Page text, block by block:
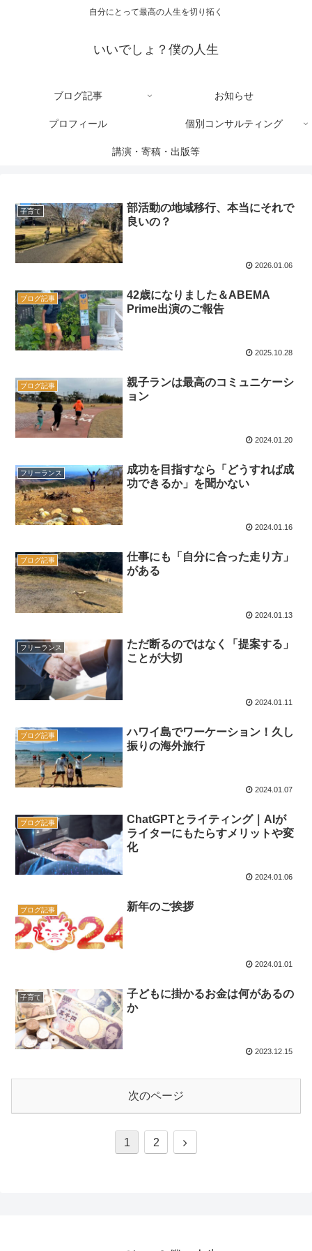
自分にとって最高の人生を切り拓く
いいでしょ？僕の人生
ブログ記事 お知らせ
プロフィール 個別コンサルティング
講演・寄稿・出版等
子育て
部活動の地域移行、本当にそれで
良いの？
2026.01.06
ブログ記事
42歳になりました＆ABEMA
Prime出演のご報告
2025.10.28
ブログ記事
親子ランは最高のコミュニケーシ
ョン
2024.01.20
フリーランス
成功を目指すなら「どうすれば成
功できるか」を聞かない
2024.01.16
ブログ記事
仕事にも「自分に合った走り方」
がある
2024.01.13
フリーランス
ただ断るのではなく「提案する」
ことが大切
2024.01.11
ブログ記事
ハワイ島でワーケーション！久し
振りの海外旅行
2024.01.07
ブログ記事
ChatGPTとライティング｜AIが
ライターにもたらすメリットや変
化
2024.01.06
ブログ記事 新年のご挨拶
2024.01.01
子育て
子どもに掛かるお金は何があるの
か
2023.12.15
次のページ
1 2
次